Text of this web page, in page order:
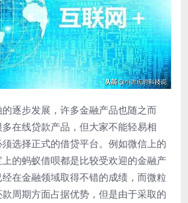
逐步发展，许多金融产品也随之而
在线贷款产品，但大家不能轻易相
选择正式的借贷平台。例如微信上的
的蚂蚁借呗都是比较受欢迎的金融产
在金融领域取得不错的成绩，而微粒
周期方面占据优势，但是由于采取的